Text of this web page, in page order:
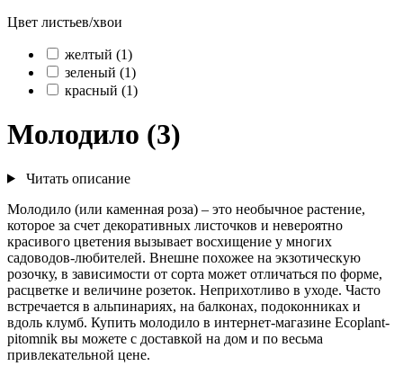
Цвет листьев/хвои
желтый (1)
зеленый (1)
красный (1)
Молодило (3)
Читать описание
Молодило (или каменная роза) – это необычное растение,
которое за счет декоративных листочков и невероятно
красивого цветения вызывает восхищение у многих
садоводов-любителей. Внешне похожее на экзотическую
розочку, в зависимости от сорта может отличаться по форме,
расцветке и величине розеток. Неприхотливо в уходе. Часто
встречается в альпинариях, на балконах, подоконниках и
вдоль клумб. Купить молодило в интернет-магазине Ecoplant-
pitomnik вы можете с доставкой на дом и по весьма
привлекательной цене.